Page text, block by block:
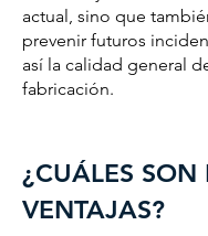
actual, sino que
prevenir futuros
así la calidad general
fabricación.
¿CUÁLES SON
VENTAJAS?